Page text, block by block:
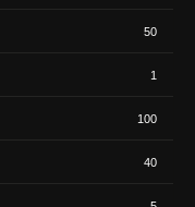
50
1
100
40